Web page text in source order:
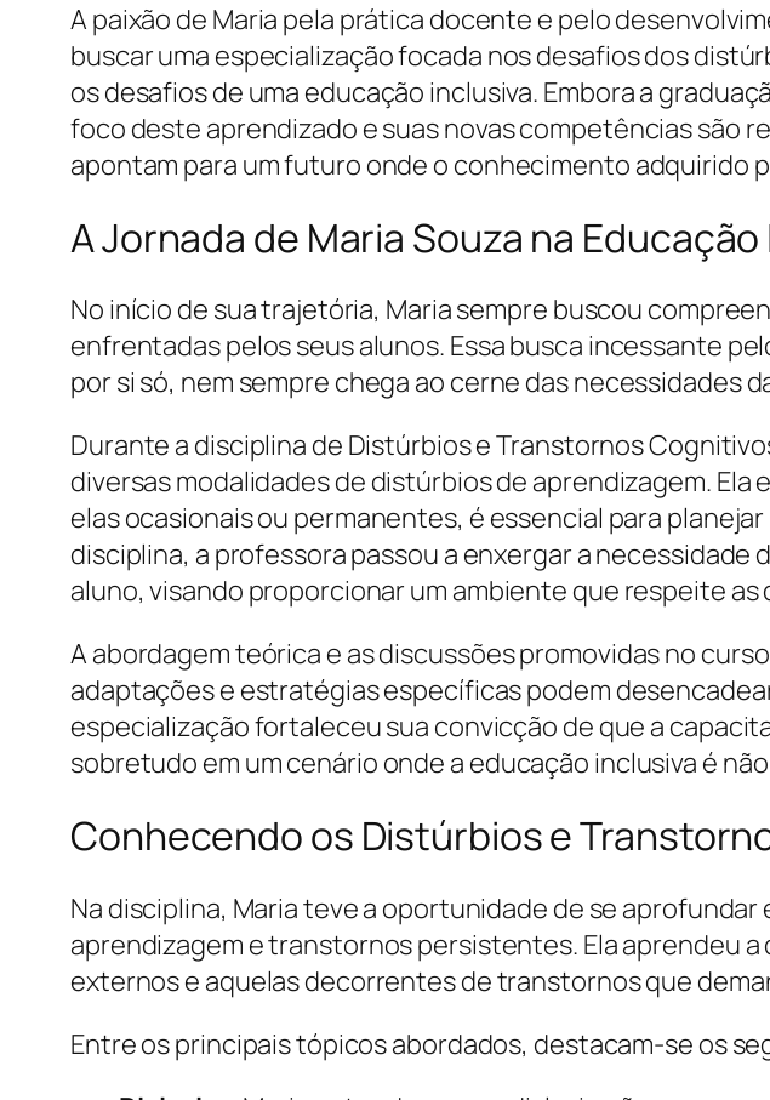
A paixão de Maria pela prática docente e pelo
buscar uma especialização focada nos desafios dos
os desafios de uma educação inclusiva. Embora a
foco deste aprendizado e suas novas competências são
apontam para um futuro onde o conhecimento adquirido
A Jornada de Maria Souza na
No início de sua trajetória, Maria sempre buscou
enfrentadas pelos seus alunos. Essa busca incessante
por si só, nem sempre chega ao cerne das
Durante a disciplina de Distúrbios e Transtornos
diversas modalidades de distúrbios de aprendizagem.
elas ocasionais ou permanentes, é essencial para
disciplina, a professora passou a enxergar a
aluno, visando proporcionar um ambiente que respeite
A abordagem teórica e as discussões promovidas no
adaptações e estratégias específicas podem
especialização fortaleceu sua convicção de que a
sobretudo em um cenário onde a educação inclusiva é
Conhecendo os Distúrbios e
Na disciplina, Maria teve a oportunidade de se
aprendizagem e transtornos persistentes. Ela aprendeu
externos e aquelas decorrentes de transtornos que
Entre os principais tópicos abordados, destacam-se os